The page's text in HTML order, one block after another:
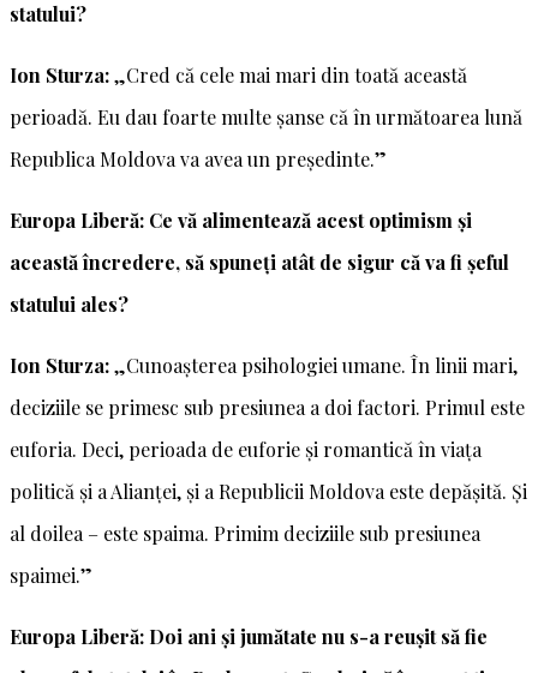
statului?
Ion Sturza:„Cred că cele mai mari din toată această
perioadă. Eu dau foarte multe șanse că în următoarea lună
Republica Moldova va avea un președinte.”
Europa Liberă: Ce vă alimentează acest optimism și
această încredere, să spuneți atât de sigur că va fi șeful
statului ales?
Ion Sturza:„Cunoașterea psihologiei umane. În linii mari,
deciziile se primesc sub presiunea a doi factori. Primul este
euforia. Deci, perioada de euforie și romantică în viața
politică și a Alianței, și a Republicii Moldova este depășită. Și
al doilea – este spaima. Primim deciziile sub presiunea
spaimei.”
Europa Liberă: Doi ani și jumătate nu s-a reușit să fie